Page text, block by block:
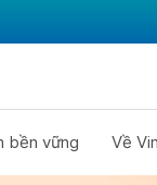
bền vững Về